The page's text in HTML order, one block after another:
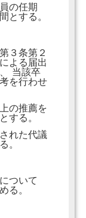
の任期
とする。
３条第２
よる届出
当該卒
を行わせ
の推薦を
する。
れた代議
。
ついて
る。